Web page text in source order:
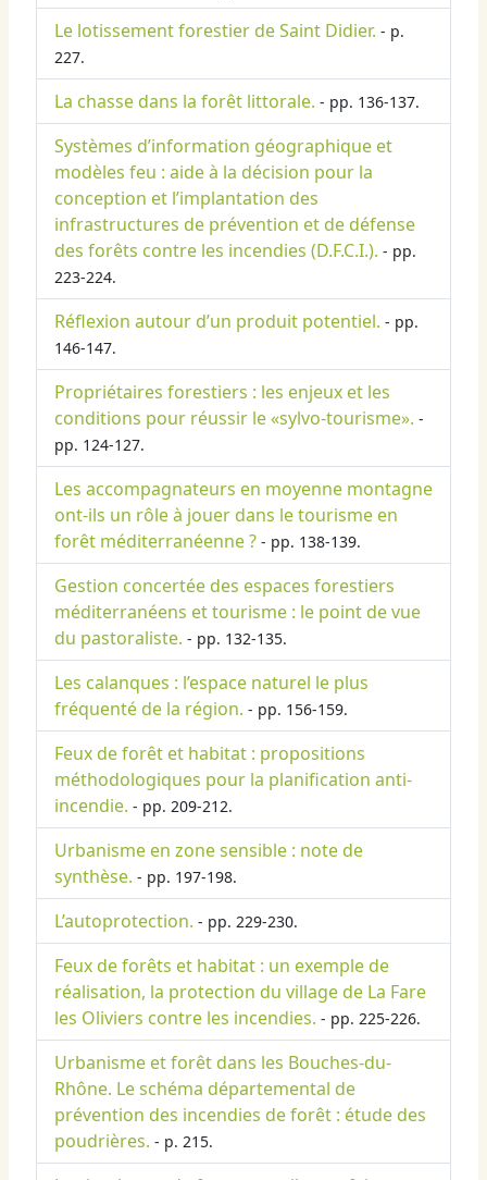
Le lotissement forestier de Saint Didier. - p.
227.
La chasse dans la forêt littorale. - pp. 136-137.
Systèmes d’information géographique et
modèles feu : aide à la décision pour la
conception et l’implantation des
infrastructures de prévention et de défense
des forêts contre les incendies (D.F.C.I.). - pp.
223-224.
Réflexion autour d’un produit potentiel. - pp.
146-147.
Propriétaires forestiers : les enjeux et les
conditions pour réussir le «sylvo-tourisme». -
pp. 124-127.
Les accompagnateurs en moyenne montagne
ont-ils un rôle à jouer dans le tourisme en
forêt méditerranéenne ? - pp. 138-139.
Gestion concertée des espaces forestiers
méditerranéens et tourisme : le point de vue
du pastoraliste. - pp. 132-135.
Les calanques : l’espace naturel le plus
fréquenté de la région. - pp. 156-159.
Feux de forêt et habitat : propositions
méthodologiques pour la planification anti-
incendie. - pp. 209-212.
Urbanisme en zone sensible : note de
synthèse. - pp. 197-198.
L’autoprotection. - pp. 229-230.
Feux de forêts et habitat : un exemple de
réalisation, la protection du village de La Fare
les Oliviers contre les incendies. - pp. 225-226.
Urbanisme et forêt dans les Bouches-du-
Rhône. Le schéma départemental de
prévention des incendies de forêt : étude des
poudrières. - p. 215.